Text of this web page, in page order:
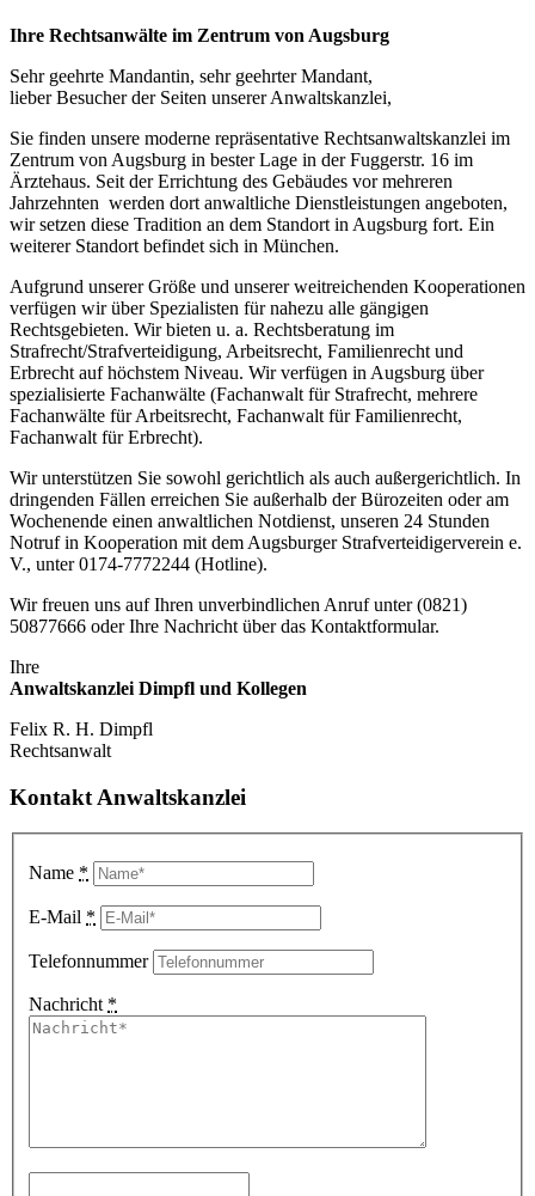
Ihre Rechtsanwälte im Zentrum von Augsburg
Sehr geehrte Mandantin, sehr geehrter Mandant,
lieber Besucher der Seiten unserer Anwaltskanzlei,
Sie finden unsere moderne repräsentative Rechtsanwaltskanzlei im
Zentrum von Augsburg in bester Lage in der Fuggerstr. 16 im
Ärztehaus. Seit der Errichtung des Gebäudes vor mehreren
Jahrzehnten werden dort anwaltliche Dienstleistungen angeboten,
wir setzen diese Tradition an dem Standort in Augsburg fort. Ein
weiterer Standort befindet sich in München.
Aufgrund unserer Größe und unserer weitreichenden Kooperationen
verfügen wir über Spezialisten für nahezu alle gängigen
Rechtsgebieten. Wir bieten u. a. Rechtsberatung im
Strafrecht/Strafverteidigung, Arbeitsrecht, Familienrecht und
Erbrecht auf höchstem Niveau. Wir verfügen in Augsburg über
spezialisierte Fachanwälte (Fachanwalt für Strafrecht, mehrere
Fachanwälte für Arbeitsrecht, Fachanwalt für Familienrecht,
Fachanwalt für Erbrecht).
Wir unterstützen Sie sowohl gerichtlich als auch außergerichtlich. In
dringenden Fällen erreichen Sie außerhalb der Bürozeiten oder am
Wochenende einen anwaltlichen Notdienst, unseren 24 Stunden
Notruf in Kooperation mit dem Augsburger Strafverteidigerverein e.
V., unter 0174-7772244 (Hotline).
Wir freuen uns auf Ihren unverbindlichen Anruf unter (0821)
50877666 oder Ihre Nachricht über das Kontaktformular.
Ihre
Anwaltskanzlei Dimpfl und Kollegen
Felix R. H. Dimpfl
Rechtsanwalt
Kontakt Anwaltskanzlei
Name *
E-Mail *
Telefonnummer
Nachricht *